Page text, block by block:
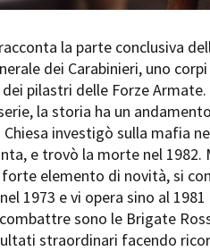
Guarda che
Torino di
Open Day
Ciak in TOur!
Bandi e gare Contatti Privacy
la parte conclusiva
dei Carabinieri, uno
dei pilastri delle Forze Armate.
la storia ha un
Chiesa investigò sulla mafia
e trovò la morte nel 1982.
elemento di novità, si
1973 e vi opera sino al
sono le Brigate
straordinari facendo